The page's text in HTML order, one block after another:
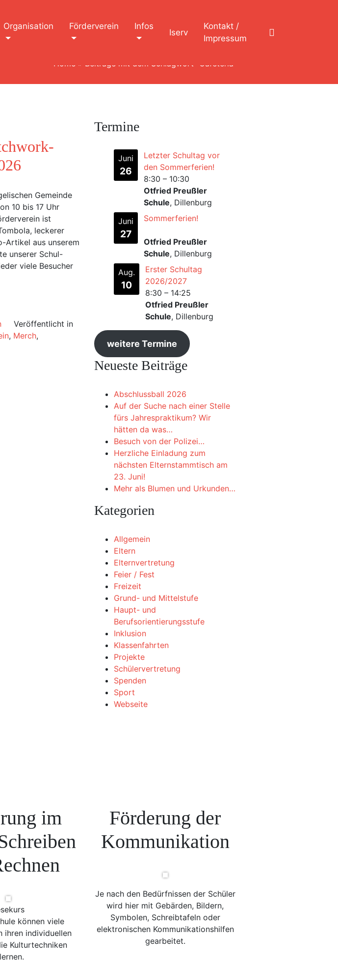
Organisation Förderverein Infos
Iserv
Kontakt /
Impressum
Home » Beiträge mit dem Schlagwort "Caféteria"
Gemeinde
10 bis 17 Uhr
ist
leckerer
Artikel aus unserem
unserer Schul-
viele Besucher
Veröffentlicht in
, Merch,
Termine
Juni
26
Letzter Schultag vor
den Sommerferien!
8:30 – 10:30
Otfried Preußler
Schule, Dillenburg
Juni
27
Sommerferien!
Otfried Preußler
Schule, Dillenburg
Aug.
10
Erster Schultag
2026/2027
8:30 – 14:25
Otfried Preußler
Schule, Dillenburg
weitere Termine
Neueste Beiträge
Abschlussball 2026
Auf der Suche nach einer Stelle
fürs Jahrespraktikum? Wir
hätten da was…
Besuch von der Polizei…
Herzliche Einladung zum
nächsten Elternstammtisch am
23. Juni!
Mehr als Blumen und Urkunden…
Kategorien
Allgemein
Eltern
Elternvertretung
Feier / Fest
Freizeit
Grund- und Mittelstufe
Haupt- und
Berufsorientierungsstufe
Inklusion
Klassenfahrten
Projekte
Schülervertretung
Spenden
Sport
Webseite
im
können viele
ihren individuellen
Kulturtechniken
Förderung der
Kommunikation
Je nach den Bedürfnissen der Schüler
wird hier mit Gebärden, Bildern,
Symbolen, Schreibtafeln oder
elektronischen Kommunikationshilfen
gearbeitet.